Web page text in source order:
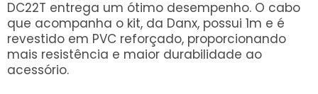
DC22T entrega um ótimo desempenho. O cabo
que acompanha o kit, da Danx, possui 1m e é
revestido em PVC reforçado, proporcionando
mais resistência e maior durabilidade ao
acessório.